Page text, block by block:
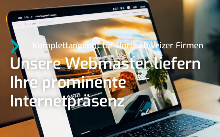
Komplettangebot für Nordschweizer Firmen
Unsere Webmaster liefern
Ihre prominente
Internetpräsenz